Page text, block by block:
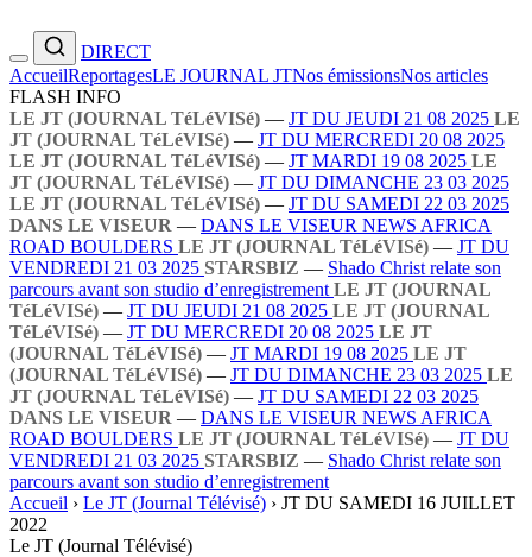
DIRECT
AccueilReportagesLE JOURNAL JTNos émissionsNos articles
FLASH INFO
LE JT (JOURNAL TéLéVISé) — JT DU JEUDI 21 08 2025 LE
JT (JOURNAL TéLéVISé) — JT DU MERCREDI 20 08 2025
LE JT (JOURNAL TéLéVISé) — JT MARDI 19 08 2025 LE
JT (JOURNAL TéLéVISé) — JT DU DIMANCHE 23 03 2025
LE JT (JOURNAL TéLéVISé) — JT DU SAMEDI 22 03 2025
DANS LE VISEUR — DANS LE VISEUR NEWS AFRICA
ROAD BOULDERS LE JT (JOURNAL TéLéVISé) — JT DU
VENDREDI 21 03 2025 STARSBIZ — Shado Christ relate son
parcours avant son studio d’enregistrement LE JT (JOURNAL
TéLéVISé) — JT DU JEUDI 21 08 2025 LE JT (JOURNAL
TéLéVISé) — JT DU MERCREDI 20 08 2025 LE JT
(JOURNAL TéLéVISé) — JT MARDI 19 08 2025 LE JT
(JOURNAL TéLéVISé) — JT DU DIMANCHE 23 03 2025 LE
JT (JOURNAL TéLéVISé) — JT DU SAMEDI 22 03 2025
DANS LE VISEUR — DANS LE VISEUR NEWS AFRICA
ROAD BOULDERS LE JT (JOURNAL TéLéVISé) — JT DU
VENDREDI 21 03 2025 STARSBIZ — Shado Christ relate son
parcours avant son studio d’enregistrement
Accueil › Le JT (Journal Télévisé) › JT DU SAMEDI 16 JUILLET
2022
Le JT (Journal Télévisé)